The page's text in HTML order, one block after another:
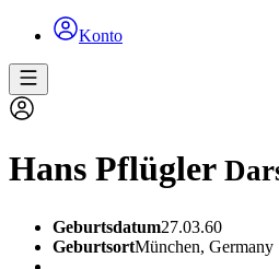
Konto
Hans Pflügler
Geburtsdatum27.03.60
GeburtsortMünchen, Germany